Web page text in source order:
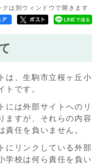
は別ウィンドウで開きます
は、生駒市立桜ヶ丘小
トです。
には外部サイトへのリ
ますが、それらの内容
責任を負いません。
にリンクしている外部
学校は何ら責任を負い